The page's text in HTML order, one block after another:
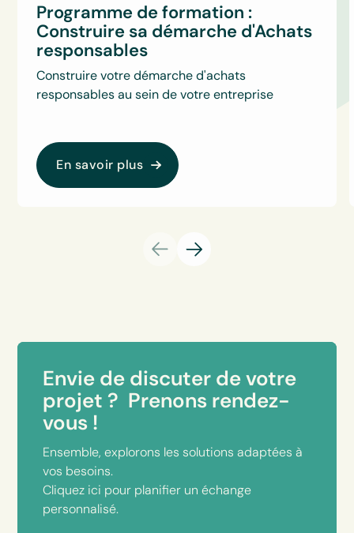
Programme de formation :
Construire sa démarche d'Achats
responsables
Construire votre démarche d'achats
responsables au sein de votre entreprise
En savoir plus
Envie de discuter de votre
projet ? Prenons rendez-
vous !
Ensemble, explorons les solutions adaptées à
vos besoins.
Cliquez ici pour planifier un échange
personnalisé.